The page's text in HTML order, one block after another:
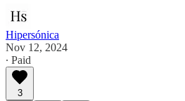
Hipersónica
Nov 12, 2024
∙ Paid
3